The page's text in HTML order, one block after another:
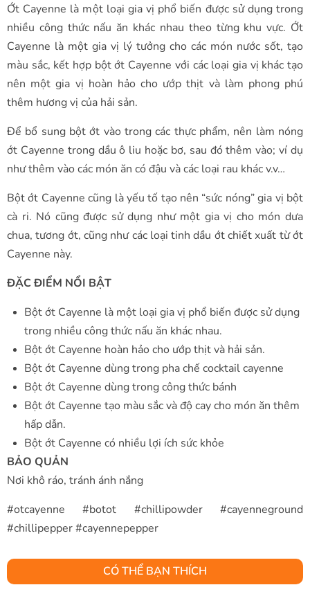
Ớt Cayenne là một loại gia vị phổ biến được sử dụng trong
nhiều công thức nấu ăn khác nhau theo từng khu vực. Ớt
Cayenne là một gia vị lý tưởng cho các món nước sốt, tạo
màu sắc, kết hợp bột ớt Cayenne với các loại gia vị khác tạo
nên một gia vị hoàn hảo cho ướp thịt và làm phong phú
thêm hương vị của hải sản.
Để bổ sung bột ớt vào trong các thực phẩm, nên làm nóng
ớt Cayenne trong dầu ô liu hoặc bơ, sau đó thêm vào; ví dụ
như thêm vào các món ăn có đậu và các loại rau khác v.v…
Bột ớt Cayenne cũng là yếu tố tạo nên “sức nóng” gia vị bột
cà ri. Nó cũng được sử dụng như một gia vị cho món dưa
chua, tương ớt, cũng như các loại tinh dầu ớt chiết xuất từ ớt
Cayenne này.
ĐẶC ĐIỂM NỔI BẬT
Bột ớt Cayenne là một loại gia vị phổ biến được sử dụng
trong nhiều công thức nấu ăn khác nhau.
Bột ớt Cayenne hoàn hảo cho ướp thịt và hải sản.
Bột ớt Cayenne dùng trong pha chế cocktail cayenne
Bột ớt Cayenne dùng trong công thức bánh
Bột ớt Cayenne tạo màu sắc và độ cay cho món ăn thêm
hấp dẫn.
Bột ớt Cayenne có nhiều lợi ích sức khỏe
BẢO QUẢN
Nơi khô ráo, tránh ánh nắng
#otcayenne #botot #chillipowder #cayenneground
#chillipepper #cayennepepper
CÓ THỂ BẠN THÍCH